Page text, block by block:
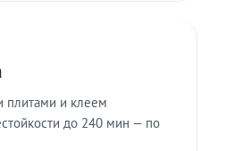
плитами и клеем
до 240 мин — по